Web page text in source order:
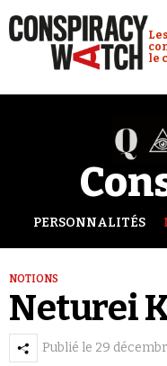
le
PERSONNALITÉS
NOTIONS
Neturei
Publié le 29